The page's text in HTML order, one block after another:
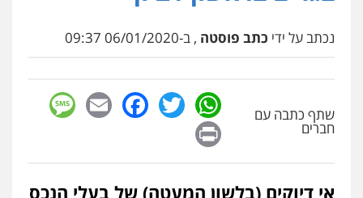
נכתב על ידי כתב פוסטה , ב-06/01/2020 09:37
שתף כתבה עם
חברים
WhatsApp
Twitter
Facebook
Email
אי דיוקים (בלשון המעטה) של בעלי הנכס